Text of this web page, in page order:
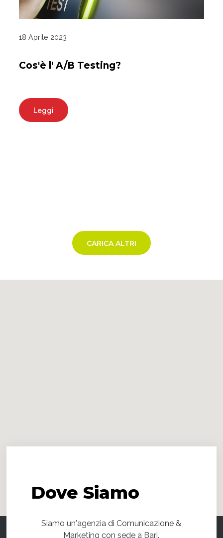
18 Aprile 2023
Cos'è l' A/B Testing?
Leggi
CARICA ALTRI
DoveSiamo
Siamo un'agenzia di Comunicazione &
Marketing con sede a Bari.